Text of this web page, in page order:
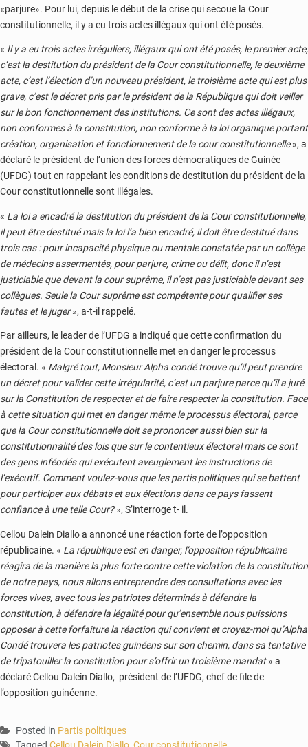
«parjure». Pour lui, depuis le début de la crise qui secoue la Cour
constitutionnelle, il y a eu trois actes illégaux qui ont été posés.
« Il y a eu trois actes irréguliers, illégaux qui ont été posés, le premier acte,
c’est la destitution du président de la Cour constitutionnelle, le deuxième
acte, c’est l’élection d’un nouveau président, le troisième acte qui est plus
grave, c’est le décret pris par le président de la République qui doit veiller
sur le bon fonctionnement des institutions. Ce sont des actes illégaux,
non conformes à la constitution, non conforme à la loi organique portant
création, organisation et fonctionnement de la cour constitutionnelle», a
déclaré le président de l’union des forces démocratiques de Guinée
(UFDG) tout en rappelant les conditions de destitution du président de la
Cour constitutionnelle sont illégales.
« La loi a encadré la destitution du président de la Cour constitutionnelle,
il peut être destitué mais la loi l’a bien encadré, il doit être destitué dans
trois cas : pour incapacité physique ou mentale constatée par un collège
de médecins assermentés, pour parjure, crime ou délit, donc il n’est
justiciable que devant la cour suprême, il n’est pas justiciable devant ses
collègues. Seule la Cour suprême est compétente pour qualifier ses
fautes et le juger», a-t-il rappelé.
Par ailleurs, le leader de l’UFDG a indiqué que cette confirmation du
président de la Cour constitutionnelle met en danger le processus
électoral. « Malgré tout, Monsieur Alpha condé trouve qu’il peut prendre
un décret pour valider cette irrégularité, c’est un parjure parce qu’il a juré
sur la Constitution de respecter et de faire respecter la constitution. Face
à cette situation qui met en danger même le processus électoral, parce
que la Cour constitutionnelle doit se prononcer aussi bien sur la
constitutionnalité des lois que sur le contentieux électoral mais ce sont
des gens inféodés qui exécutent aveuglement les instructions de
l’exécutif. Comment voulez-vous que les partis politiques qui se battent
pour participer aux débats et aux élections dans ce pays fassent
confiance à une telle Cour?», S’interroge t- il.
Cellou Dalein Diallo a annoncé une réaction forte de l’opposition
républicaine. « La république est en danger, l’opposition républicaine
réagira de la manière la plus forte contre cette violation de la constitution
de notre pays, nous allons entreprendre des consultations avec les
forces vives, avec tous les patriotes déterminés à défendre la
constitution, à défendre la légalité pour qu’ensemble nous puissions
opposer à cette forfaiture la réaction qui convient et croyez-moi qu’Alpha
Condé trouvera les patriotes guinéens sur son chemin, dans sa tentative
de tripatouiller la constitution pour s’offrir un troisième mandat» a
déclaré Cellou Dalein Diallo, président de l’UFDG, chef de file de
l’opposition guinéenne.
Posted in Partis politiques
Tagged Cellou Dalein Diallo Cour constitutionnelle